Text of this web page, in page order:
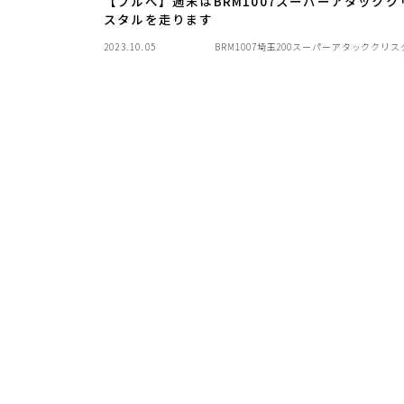
スタルを走ります
2023.10.05 BRM1007埼玉200スーパーアタッククリス